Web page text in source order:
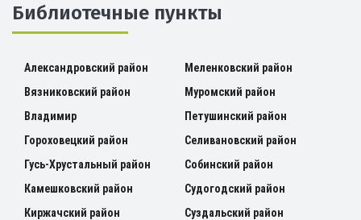
Библиотечные пункты
Александровский район
Вязниковский район
Владимир
Гороховецкий район
Гусь-Хрустальный район
Камешковский район
Киржачский район
Меленковский район
Муромский район
Петушинский район
Селивановский район
Собинский район
Судогодский район
Суздальский район